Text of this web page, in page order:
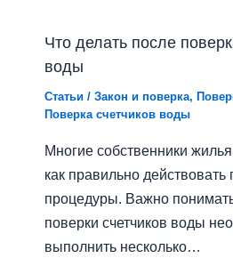
Что делать после
воды
Статьи/ Закон и поверка,
Поверка счетчиков воды
Многие собственники
как правильно
процедуры. Важно
поверки счетчиков воды
выполнить несколько…